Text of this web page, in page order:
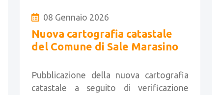
08 Gennaio 2026
Nuova cartografia catastale
del Comune di Sale Marasino
Pubblicazione della nuova cartografia
catastale a seguito di verificazione